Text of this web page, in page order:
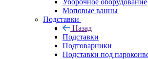
Уборочное оборудование
Моповые ванны
Подставки
Назад
Подставки
Подтоварники
Подставки под